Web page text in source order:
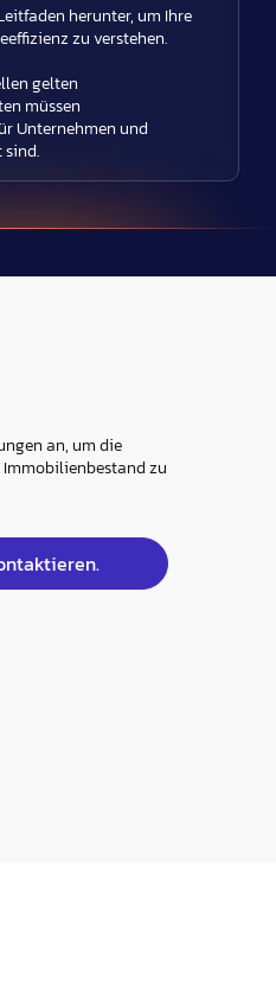
herunter, um Ihre
zu verstehen.
gelten
müssen
Unternehmen und
an, um die
zu